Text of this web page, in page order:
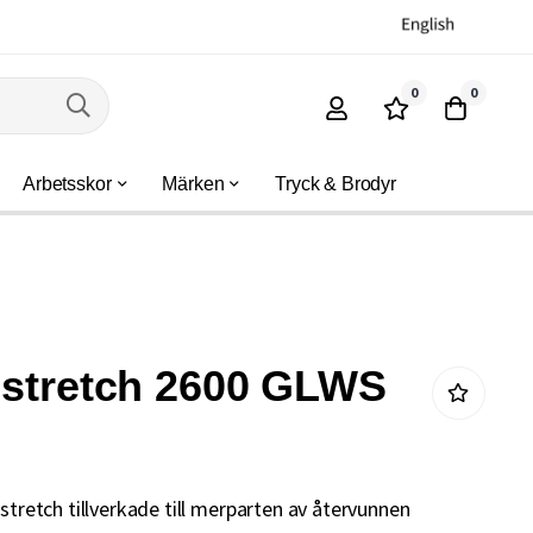
0 0
Arbetsskor Märken Tryck & Brodyr
2600 GLWS
tillverkade till merparten av återvunnen